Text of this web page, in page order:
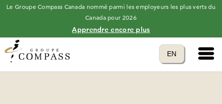
Le Groupe Compass Canada nommé parmi les employeurs les plus verts du
Canada pour 2026
Apprendre encore plus
Translate to
EN
language
Main
Please add at least one Page Builder section.